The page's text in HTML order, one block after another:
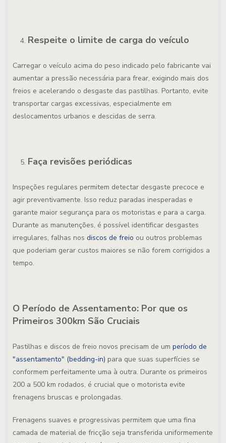
Respeite o limite de carga do veículo
Carregar o veículo acima do peso indicado pelo fabricante vai
aumentar a pressão necessária para frear, exigindo mais dos
freios e acelerando o desgaste das pastilhas. Portanto, evite
transportar cargas excessivas, especialmente em
deslocamentos urbanos e descidas de serra.
Faça revisões periódicas
Inspeções regulares permitem detectar desgaste precoce e
agir preventivamente. Isso reduz paradas inesperadas e
garante maior segurança para os motoristas e para a carga.
Durante as manutenções, é possível identificar desgastes
irregulares, falhas nos discos de freio ou outros problemas
que poderiam gerar custos maiores se não forem corrigidos a
tempo.
O Período de Assentamento: Por que os
Primeiros 300km São Cruciais
Pastilhas e discos de freio novos precisam de um período de
"assentamento" (bedding-in) para que suas superfícies se
conformem perfeitamente uma à outra. Durante os primeiros
200 a 500 km rodados, é crucial que o motorista evite
frenagens bruscas e prolongadas.
Frenagens suaves e progressivas permitem que uma fina
camada de material de fricção seja transferida uniformemente